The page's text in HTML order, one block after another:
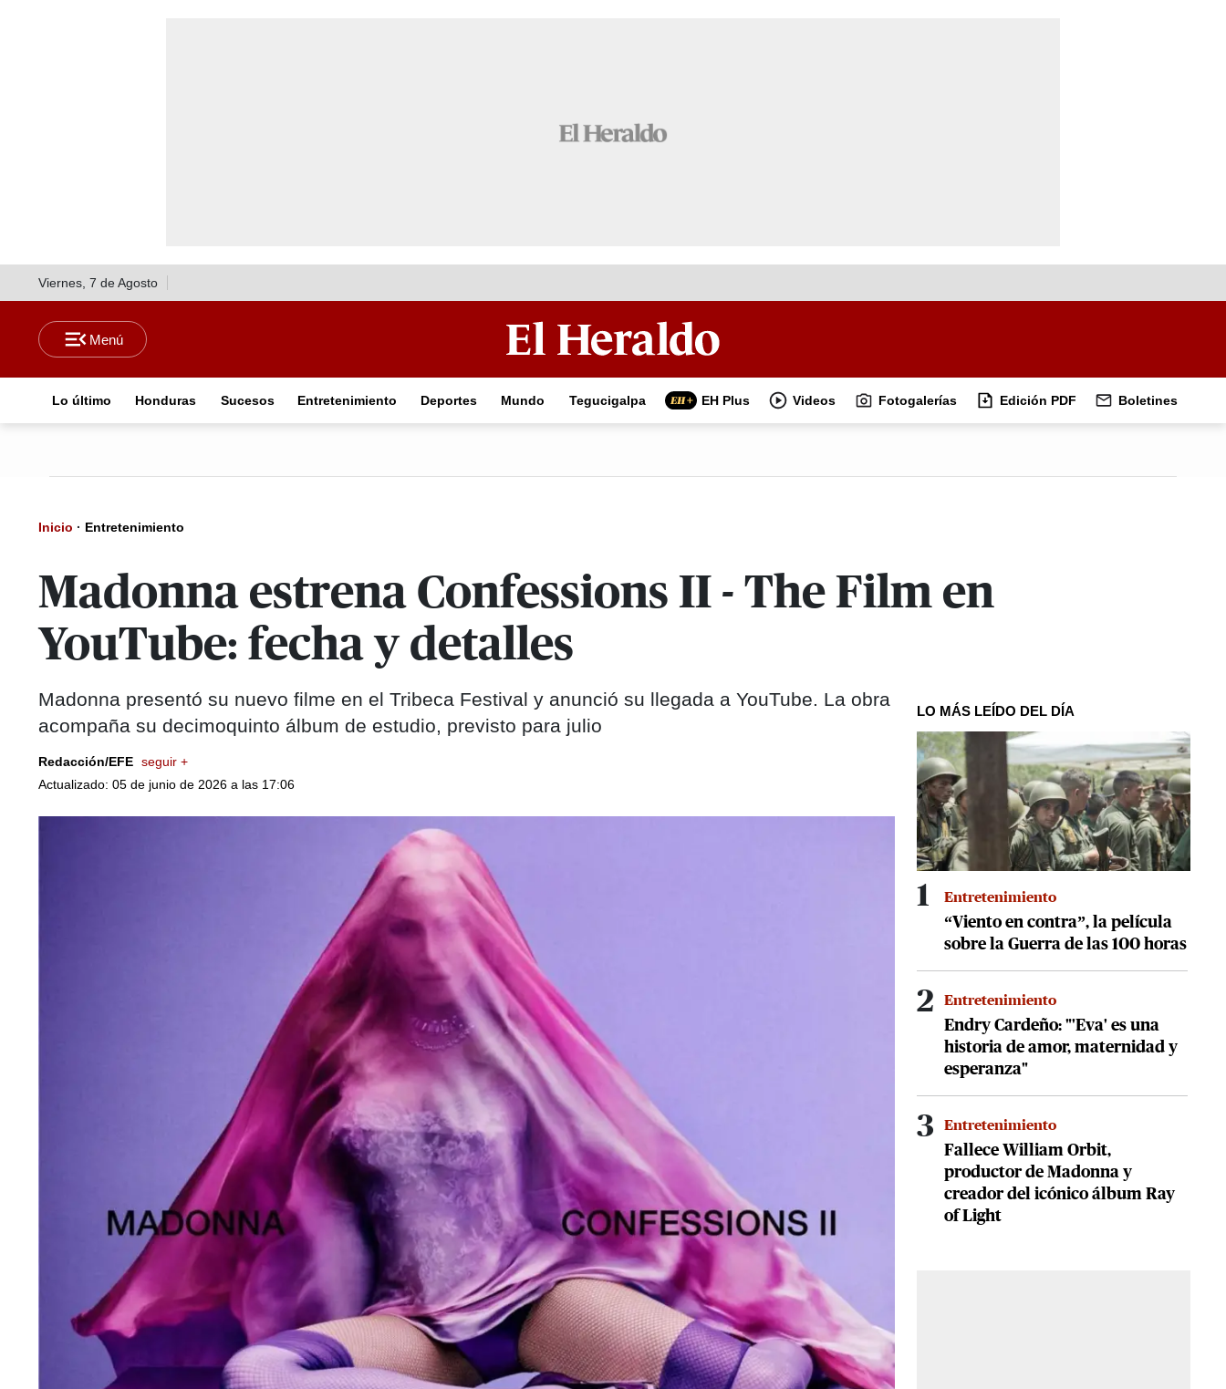
Viernes, 7 de Agosto
Lo último Honduras Sucesos Entretenimiento Deportes Mundo Tegucigalpa EH Plus Videos Fotogalerías Edición PDF Boletines
Inicio · Entretenimiento
Madonna estrena Confessions II - The Film en
YouTube: fecha y detalles
Madonna presentó su nuevo filme en el Tribeca Festival y anunció su llegada a YouTube. La obra
acompaña su decimoquinto álbum de estudio, previsto para julio
Redacción/EFE seguir +
Actualizado: 05 de junio de 2026 a las 17:06
LO MÁS LEÍDO DEL DÍA
1 Entretenimiento
“Viento en contra”, la película
sobre la Guerra de las 100 horas
2 Entretenimiento
Endry Cardeño: "'Eva' es una
historia de amor, maternidad y
esperanza"
3 Entretenimiento
Fallece William Orbit,
productor de Madonna y
creador del icónico álbum Ray
of Light